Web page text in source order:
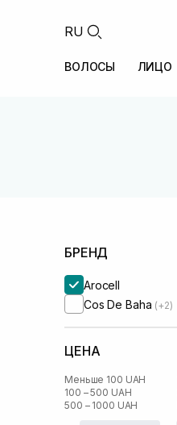
RU
ВОЛОСЫ ЛИЦО
БРЕНД
Arocell
Cos De Baha (+2)
ЦЕНА
Меньше 100 UAH
100 – 500 UAH
500 – 1000 UAH